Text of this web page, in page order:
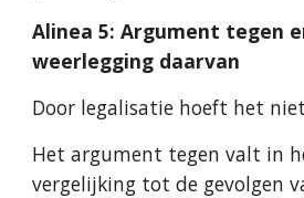
Alinea 5: Argument tegen
weerlegging daarvan
Door legalisatie hoeft het
Het argument tegen valt in
vergelijking tot de gevolgen